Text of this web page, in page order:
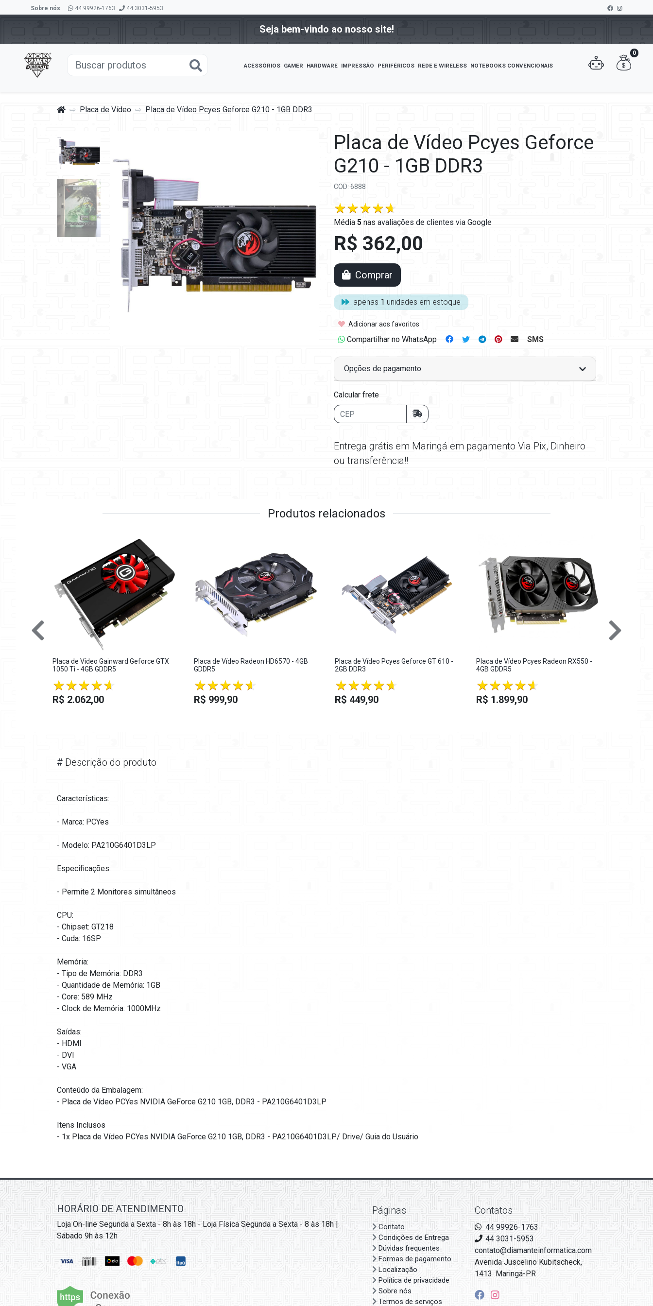
Seja bem-vindo ao nosso site!
Sobre nós 44 99926-1763 44 3031-5953
0
ACESSÓRIOS
GAMER HARDWARE IMPRESSÃO PERIFÉRICOS REDE E WIRELESS NOTEBOOKS CONVENCIONAIS
Placa de Vídeo Placa de Vídeo Pcyes Geforce G210 - 1GB DDR3
Placa de Vídeo Pcyes Geforce
G210 - 1GB DDR3
COD: 6888
Média 5 nas avaliações de clientes via Google
R$ 362,00
Comprar
apenas 1 unidades em estoque
Adicionar aos favoritos
Compartilhar no WhatsApp SMS
Opções de pagamento
Calcular frete
Entrega grátis em Maringá em pagamento Via Pix, Dinheiro
ou transferência!!
Produtos relacionados
Placa de Vídeo Gainward Geforce GTX
1050 Ti - 4GB GDDR5
R$ 2.062,00
Placa de Vídeo Radeon HD6570 - 4GB
GDDR5
R$ 999,90
Placa de Vídeo Pcyes Geforce GT 610 -
2GB DDR3
R$ 449,90
Placa de Vídeo Pcyes Radeon RX550 -
4GB GDDR5
R$ 1.899,90
# Descrição do produto
Características:
- Marca: PCYes
- Modelo: PA210G6401D3LP
Especificações:
- Permite 2 Monitores simultâneos
CPU:
- Chipset: GT218
- Cuda: 16SP
Memória:
- Tipo de Memória: DDR3
- Quantidade de Memória: 1GB
- Core: 589 MHz
- Clock de Memória: 1000MHz
Saídas:
- HDMI
- DVI
- VGA
Conteúdo da Embalagem:
- Placa de Vídeo PCYes NVIDIA GeForce G210 1GB, DDR3 - PA210G6401D3LP
Itens Inclusos
- 1x Placa de Vídeo PCYes NVIDIA GeForce G210 1GB, DDR3 - PA210G6401D3LP/ Drive/ Guia do Usuário
Contatos
44 99926-1763
44 3031-5953
contato@diamanteinformatica.com
Avenida Juscelino Kubitscheck,
1413. Maringá-PR
Páginas
Contato
Condições de Entrega
Dúvidas frequentes
Formas de pagamento
Localização
Política de privacidade
Sobre nós
Termos de serviços
HORÁRIO DE ATENDIMENTO
Loja On-line Segunda a Sexta - 8h às 18h - Loja Física Segunda a Sexta - 8 às 18h |
Sábado 9h às 12h